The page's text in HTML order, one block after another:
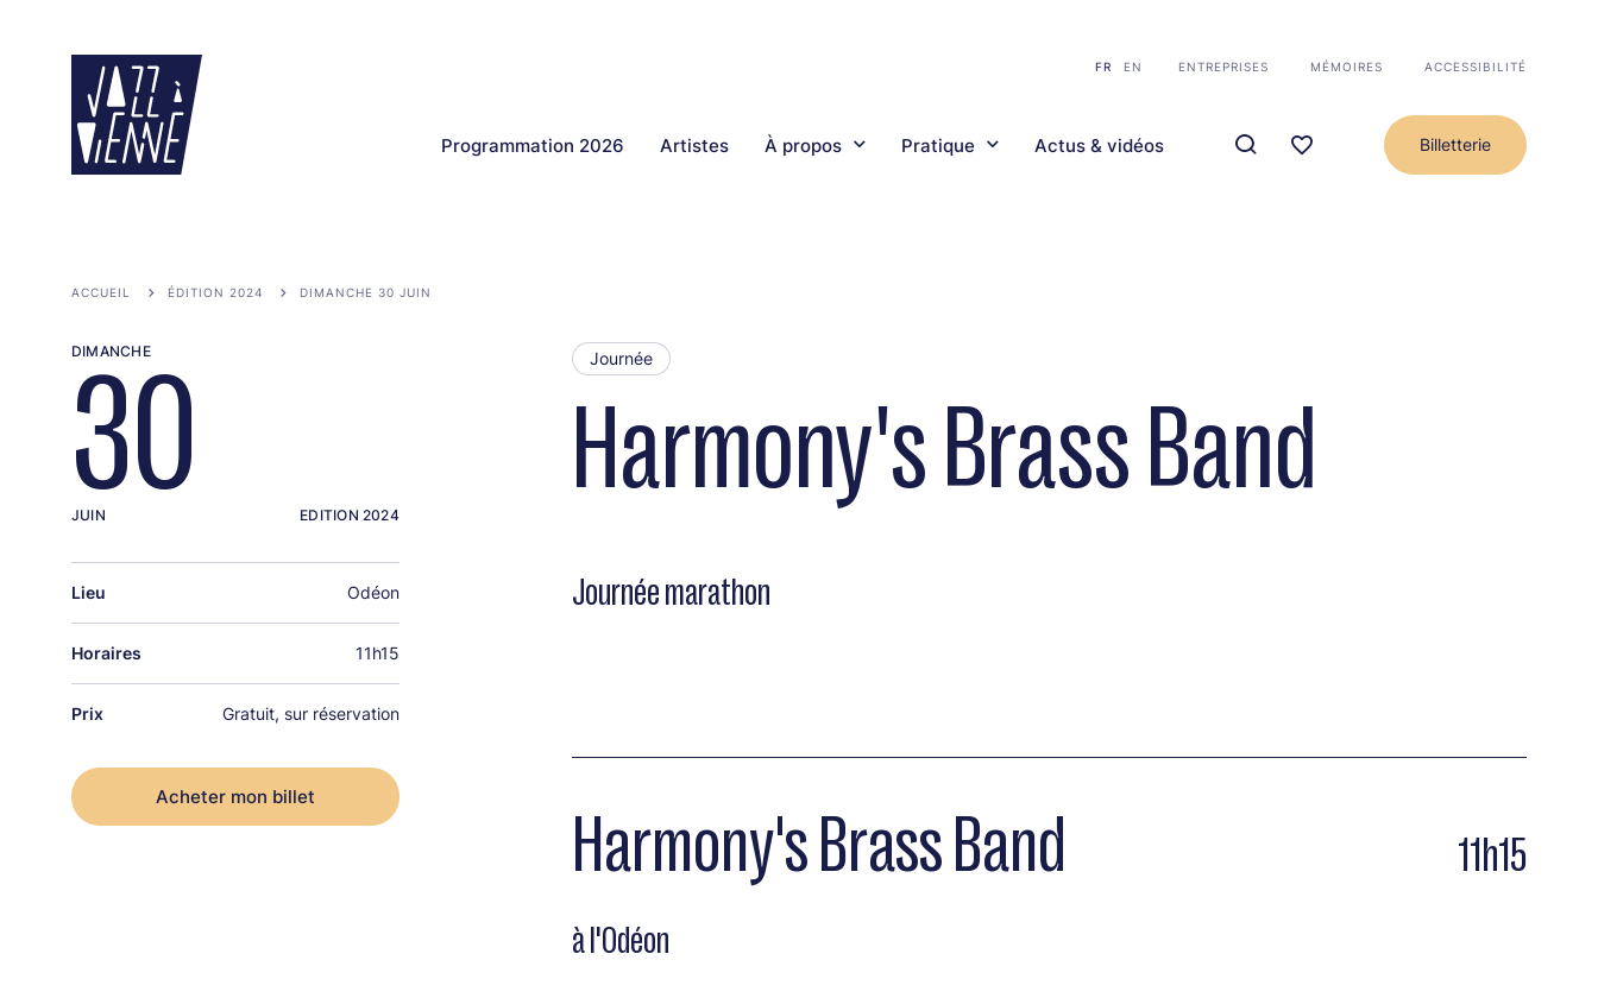
FR EN ENTREPRISES MÉMOIRES ACCESSIBILITÉ
Programmation 2026 Artistes À propos Pratique Actus & vidéos Billetterie
ACCUEIL ÉDITION 2024 DIMANCHE 30 JUIN
Harmony's Brass Band
Journée
Journée marathon
Harmony's Brass Band 11h15
à l'Odéon
DIMANCHE
30
JUIN EDITION 2024
Lieu Odéon
Horaires 11h15
Prix Gratuit, sur réservation
Acheter mon billet